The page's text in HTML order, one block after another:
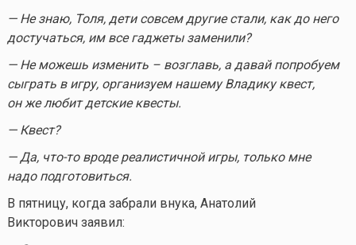
— Не знаю, Толя, дети совсем другие стали, как до него
достучаться, им все гаджеты заменили?
— Не можешь изменить – возглавь, а давай попробуем
сыграть в игру, организуем нашему Владику квест,
он же любит детские квесты.
— Квест?
— Да, что-товроде реалистичной игры, только мне
надо подготовиться.
В пятницу, когда забрали внука, Анатолий
Викторович заявил: